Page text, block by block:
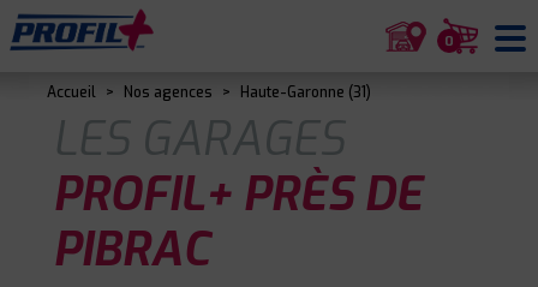
0
Accueil > Nos agences > Haute-Garonne (31)
LES GARAGES
PROFIL+ PRÈS DE
PIBRAC